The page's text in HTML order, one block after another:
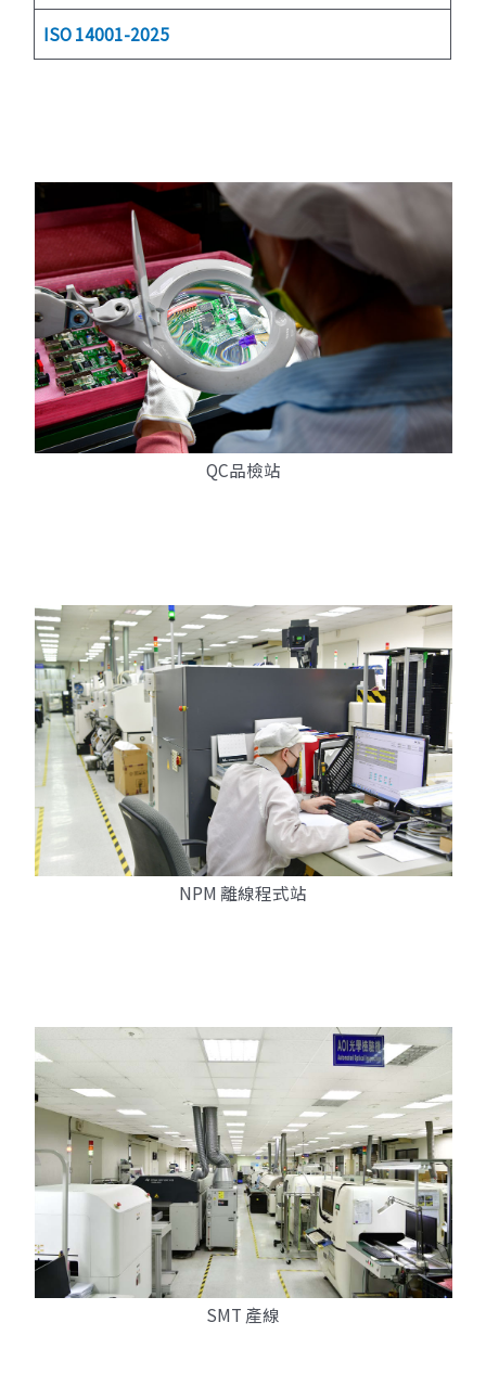
ISO 14001-2025
QC品檢站
NPM 離線程式站
SMT 產線